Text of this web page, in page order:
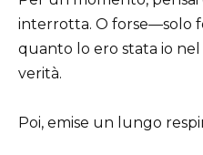
interrotta. O forse—solo
quanto lo ero stata io
verità.
Poi, emise un lungo